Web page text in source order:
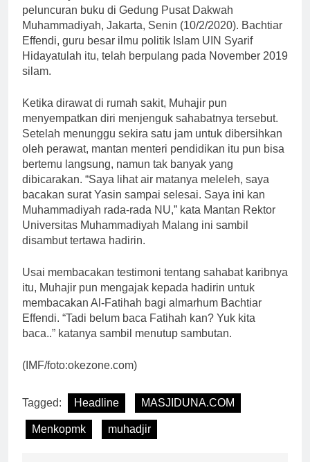
peluncuran buku di Gedung Pusat Dakwah
Muhammadiyah, Jakarta, Senin (10/2/2020). Bachtiar
Effendi, guru besar ilmu politik Islam UIN Syarif
Hidayatulah itu, telah berpulang pada November 2019
silam.
Ketika dirawat di rumah sakit, Muhajir pun
menyempatkan diri menjenguk sahabatnya tersebut.
Setelah menunggu sekira satu jam untuk dibersihkan
oleh perawat, mantan menteri pendidikan itu pun bisa
bertemu langsung, namun tak banyak yang
dibicarakan. “Saya lihat air matanya meleleh, saya
bacakan surat Yasin sampai selesai. Saya ini kan
Muhammadiyah rada-rada NU,” kata Mantan Rektor
Universitas Muhammadiyah Malang ini sambil
disambut tertawa hadirin.
Usai membacakan testimoni tentang sahabat karibnya
itu, Muhajir pun mengajak kepada hadirin untuk
membacakan Al-Fatihah bagi almarhum Bachtiar
Effendi. “Tadi belum baca Fatihah kan? Yuk kita
baca..” katanya sambil menutup sambutan.
(IMF/foto:okezone.com)
Tagged: Headline MASJIDUNA.COM
Menkopmk muhadjir